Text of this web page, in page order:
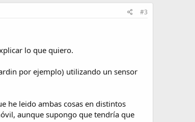
#3
lo que quiero.
por ejemplo) utilizando un sensor
he leido ambas cosas en distintos
aunque supongo que tendría que